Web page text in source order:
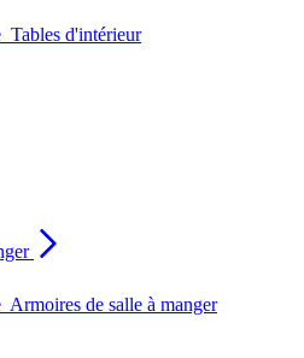
Tables d'intérieur
Armoires de salle à manger